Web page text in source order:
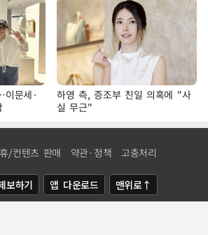
문세·
하영 측, 증조부 친일 의혹에 "사
실 무근"
/컨텐츠 판매 약관·정책 고충처리
보하기 앱 다운로드 맨위로↑